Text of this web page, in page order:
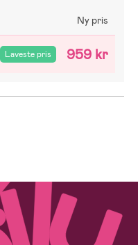
Ny pris
Laveste pris 959 kr